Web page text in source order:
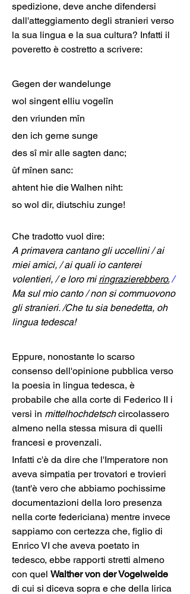
spedizione, deve anche difendersi
dall'atteggiamento degli stranieri verso
la sua lingua e la sua cultura? Infatti il
poveretto è costretto a scrivere:
Gegen der wandelunge
wol singent elliu vogelîn
den vriunden mîn
den ich gerne sunge
des sî mir alle sagten danc;
ûf mînen sanc:
ahtent hie die Walhen niht:
so wol dir, diutschiu zunge!
A primavera cantano gli uccellini / ai
miei amici, / ai quali io canterei
volentieri, / e loro mi ringrazierebbero. /
Ma sul mio canto / non si commuovono
gli stranieri. /Che tu sia benedetta, oh
lingua tedesca!
Eppure, nonostante lo scarso
consenso dell'opinione pubblica verso
la poesia in lingua tedesca, è
probabile che alla corte di Federico II i
versi in mittelhochdetsch circolassero
almeno nella stessa misura di quelli
francesi e provenzali.
Infatti c'è da dire che l'Imperatore non
aveva simpatia per trovatori e trovieri
(tant'è vero che abbiamo pochissime
documentazioni della loro presenza
nella corte federiciana) mentre invece
sappiamo con certezza che, figlio di
Enrico VI che aveva poetato in
tedesco, ebbe rapporti stretti almeno
con quel Walther von der Vogelweide
di cui si diceva sopra e che della lirica